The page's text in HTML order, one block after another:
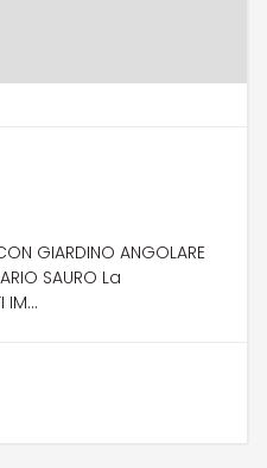
GIARDINO ANGOLARE
SAURO La
IM...